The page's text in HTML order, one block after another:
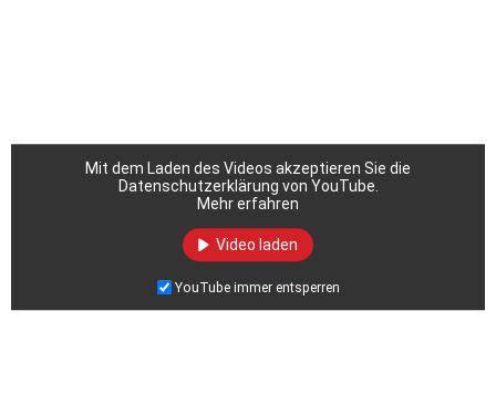
Mit dem Laden des Videos akzeptieren Sie die
Datenschutzerklärung von YouTube.
Mehr erfahren
Video laden
YouTube immer entsperren